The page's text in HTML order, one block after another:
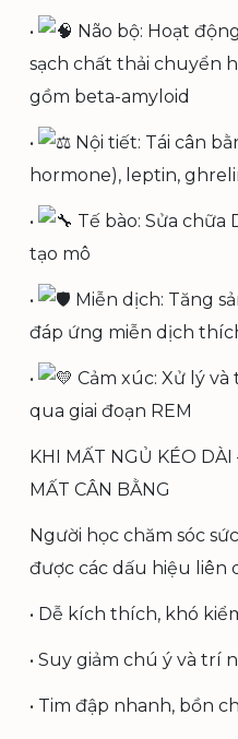
•
Não bộ: Hoạt
sạch chất thải chuyển
gồm beta-amyloid
•
Nội tiết: Tái cân
hormone), leptin,
•
Tế bào: Sửa chữa
tạo mô
•
Miễn dịch: Tăng
đáp ứng miễn dịch
•
Cảm xúc: Xử lý
qua giai đoạn REM
KHI MẤT NGỦ KÉO
MẤT CÂN BẰNG
Người học chăm sóc
được các dấu hiệu liên
• Dễ kích thích, khó
• Suy giảm chú ý và trí
• Tim đập nhanh, bồn